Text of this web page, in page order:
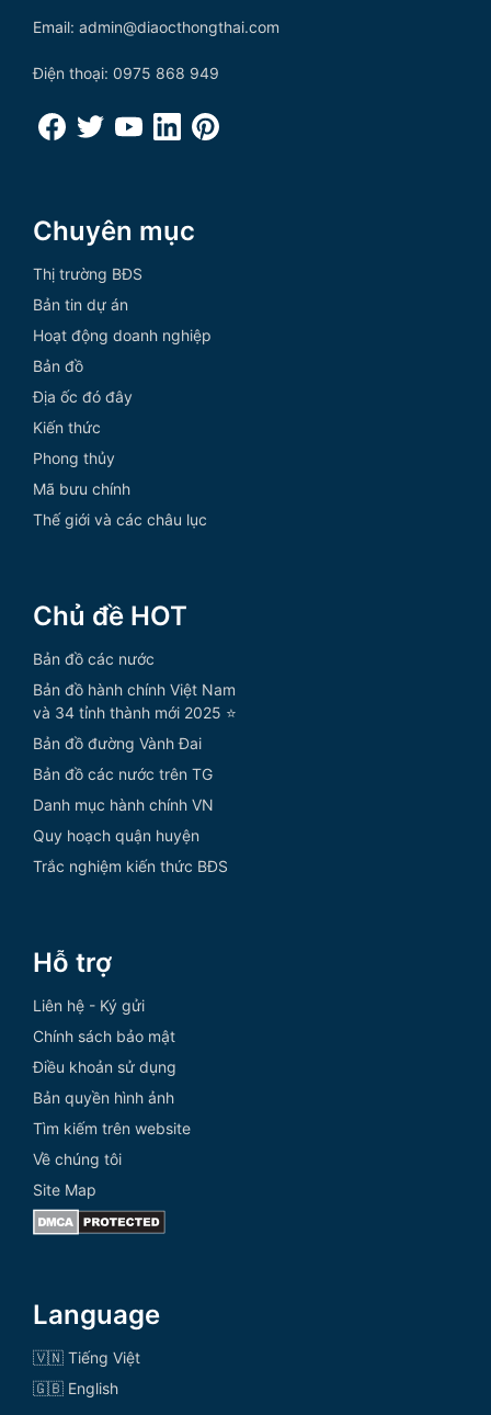
Email: admin@diaocthongthai.com
Điện thoại: 0975 868 949
Chuyên mục
Thị trường BĐS
Bản tin dự án
Hoạt động doanh nghiệp
Bản đồ
Địa ốc đó đây
Kiến thức
Phong thủy
Mã bưu chính
Thế giới và các châu lục
Chủ đề HOT
Bản đồ các nước
Bản đồ hành chính Việt Nam
và 34 tỉnh thành mới 2025 ⭐
Bản đồ đường Vành Đai
Bản đồ các nước trên TG
Danh mục hành chính VN
Quy hoạch quận huyện
Trắc nghiệm kiến thức BĐS
Hỗ trợ
Liên hệ - Ký gửi
Chính sách bảo mật
Điều khoản sử dụng
Bản quyền hình ảnh
Tìm kiếm trên website
Về chúng tôi
Site Map
Language
🇻🇳 Tiếng Việt
🇬🇧 English